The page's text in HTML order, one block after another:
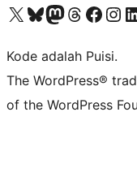
Kunjungi akun X (sebelumnya Twitter) kamiVisit our Bluesky account
Kunjungi akun Mastodon kami
Visit our Threads account
Kunjungi halaman Facebook kami
Kunjungi akun
Kode adalah Puisi.
The WordPress®
of the WordPress